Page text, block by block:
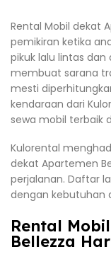
Rental Mobil dekat
pemikiran ketika
pikuk lalu lintas
membuat sarana
mesti
kendaraan dari
sewa mobil terbaik
Kulorental
dekat Apartemen
perjalanan. Daftar
dengan kebutuhan
Rental
Bellezza